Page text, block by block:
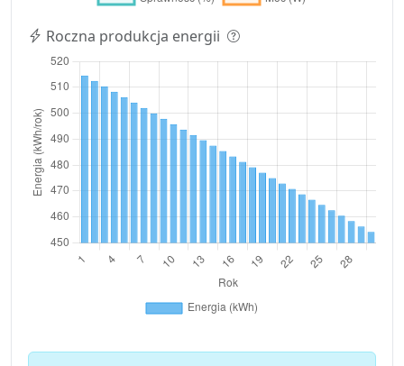
Roczna produkcja energii